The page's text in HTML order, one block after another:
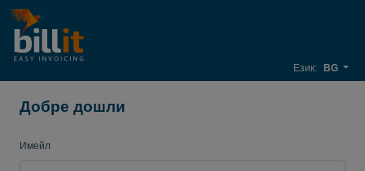
Език: BG
Добре дошли
Имейл